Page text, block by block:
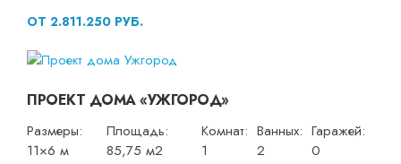
ОТ 2.811.250 РУБ.
ПРОЕКТ ДОМА «УЖГОРОД»
Размеры:
11×6 м
Площадь:
85,75 м2
Комнат:
1
Ванных:
2
Гаражей:
0